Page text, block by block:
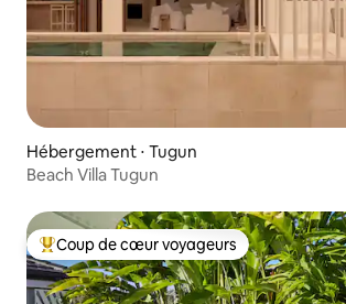
Hébergement ⋅ Tugun
Beach Villa Tugun
Coups de cœur voyageurs les plus
Coup de cœur voyageurs